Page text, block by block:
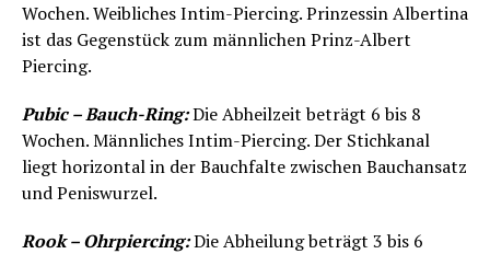
Wochen. Weibliches Intim-Piercing. Prinzessin Albertina
ist das Gegenstück zum männlichen Prinz-Albert
Piercing.
Pubic – Bauch-Ring:Die Abheilzeit beträgt 6 bis 8
Wochen. Männliches Intim-Piercing. Der Stichkanal
liegt horizontal in der Bauchfalte zwischen Bauchansatz
und Peniswurzel.
Rook – Ohrpiercing:Die Abheilung beträgt 3 bis 6